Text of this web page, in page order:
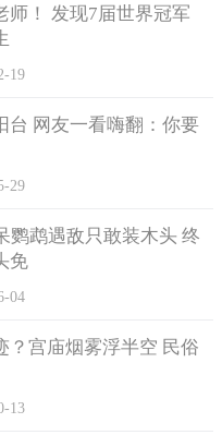
组织人手对失踪地铁所经
有一队人搜查到一处有环
铁临时停靠的分岔线竟然
工程师在观察了这里的隧
近查看了一下，没想到这
详细查找，最后还是找到
敢相信，那节失踪的铁轨
而列车上竟然空无一人。
间，人能到哪里去呢？大
发现有人，而列车上到处
这么乱，明显也是有人滞
师！ 发现7届世界冠军
19
台 网友一看嗨翻：你要
29
鹦鹉遇敌只敢装木头 终
免
04
？宫庙烟雾浮半空 民俗
13